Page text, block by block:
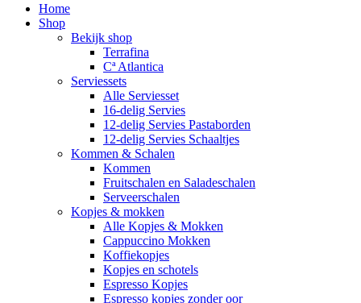
Home
Shop
Bekijk shop
Terrafina
Cª Atlantica
Serviessets
Alle Serviesset
16-delig Servies
12-delig Servies Pastaborden
12-delig Servies Schaaltjes
Kommen & Schalen
Kommen
Fruitschalen en Saladeschalen
Serveerschalen
Kopjes & mokken
Alle Kopjes & Mokken
Cappuccino Mokken
Koffiekopjes
Kopjes en schotels
Espresso Kopjes
Espresso kopjes zonder oor